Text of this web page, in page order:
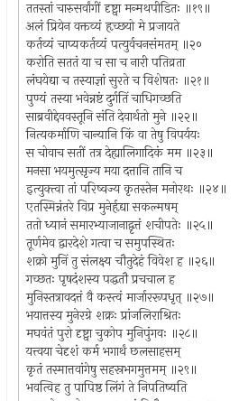
ततस्तां चारुसर्वांगीं दृष्ट्वा मन्मथपीडितः ॥१९॥
अलं प्रियेन वक्तव्यं हृच्छयो मे प्रजायते
कर्तव्यं चाप्यकर्तव्यं पत्युर्वचनसंमतम् ॥२०
करोति सततं या च सा च नारी पतिव्रता
लंघयेद्या च तस्याज्ञां सुरते च विशेषतः ॥२१॥
पुण्यं तस्या भवेन्नष्टं दुर्गतिं चाधिगच्छति
साब्रवीद्देववस्तूनि संति देवार्थतो मुने ॥२२॥
नित्यकर्माणि चान्यानि किं वा तेषु विपर्ययः
स चोवाच सतीं तत्र देह्यालिगादिकं मम ॥२३॥
मनसा भयमुत्सृज्य मया दत्तानि तानि च
इत्युक्त्वा तां परिष्वज्य कृतस्तेन मनोरथः ॥२४॥
एतस्मिन्नंतरे विप्र मुनेर्हृद्या सकल्मषम्
ततो ध्यानं समारभ्याजानाद्वृत्तं शचीपतेः ॥२५॥
तूर्णमेव द्वारदेशे गत्वा च समुपस्थितः
शक्रो मुनिं तु संलक्ष्य चौतुदेहं विवेश ह ॥२६॥
गच्छतः पृषदंशस्य पद्धतौ प्रचचाल ह
मुनिस्तत्रावदत्तं वै कस्त्वं मार्जाररूपधृत् ॥२७॥
भयात्तस्य मुनेरग्रे शक्रः प्रांजलिराश्रितः
मघवंतं पुरो दृष्ट्वा चुकोप मुनिपुंगवः ॥२८॥
यत्त्वया चेदृशं कर्म भगार्थं छलसाहसम्
कृतं तस्मात्तवांगेषु सहस्रभगमुत्तमम् ॥२९॥
भवत्विह तु पापिष्ठ लिंगं ते निपतिष्यति